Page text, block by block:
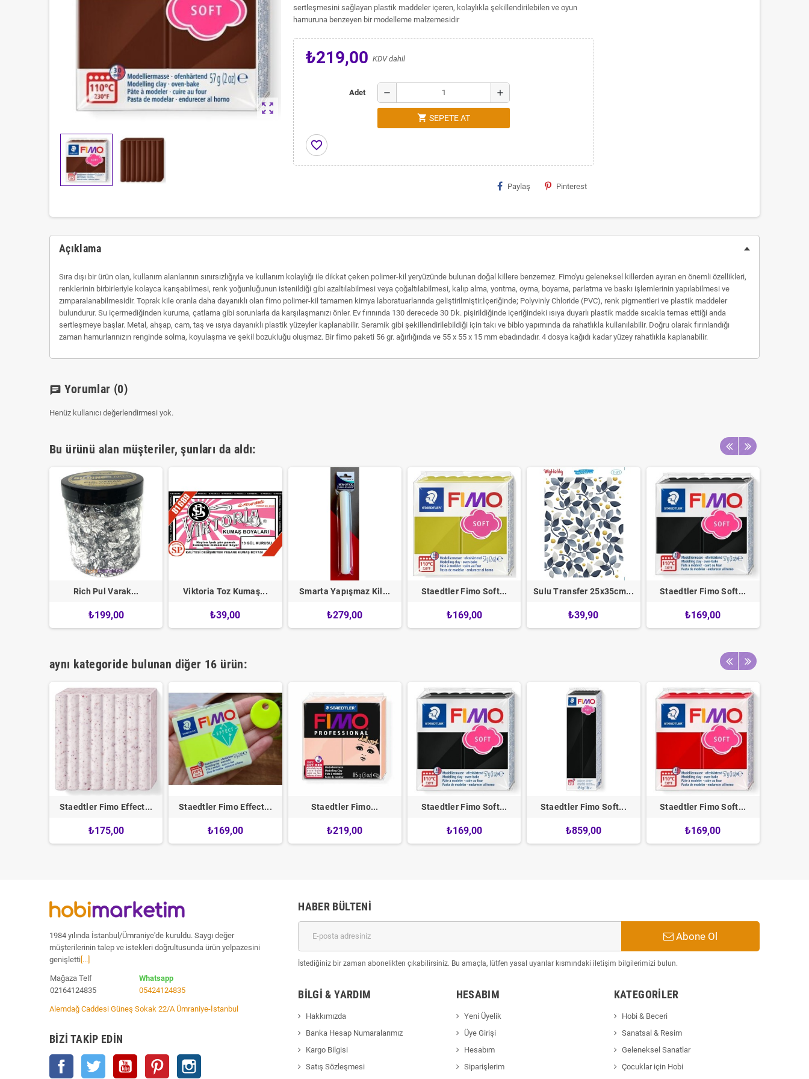
zoom_out_map
sertleşmesini sağlayan plastik maddeler içeren, kolaylıkla şekillendirilebilen ve oyun
hamuruna benzeyen bir modelleme malzemesidir
₺219,00 KDV dahil
Adet remove add
shopping_cart SEPETE AT
favorite_border
Paylaş Pinterest
Açıklama
Sıra dışı bir ürün olan, kullanım alanlarının sınırsızlığıyla ve kullanım kolaylığı ile dikkat çeken polimer-kil yeryüzünde bulunan doğal killere benzemez. Fimo'yu geleneksel killerden ayıran en önemli özellikleri,
renklerinin birbirleriyle kolayca karışabilmesi, renk yoğunluğunun istenildiği gibi azaltılabilmesi veya çoğaltılabilmesi, kalıp alma, yontma, oyma, boyama, parlatma ve baskı işlemlerinin yapılabilmesi ve
zımparalanabilmesidir. Toprak kile oranla daha dayanıklı olan fimo polimer-kil tamamen kimya laboratuarlarında geliştirilmiştir.İçeriğinde; Polyvinly Chloride (PVC), renk pigmentleri ve plastik maddeler
bulundurur. Su içermediğinden kuruma, çatlama gibi sorunlarla da karşılaşmanızı önler. Ev fırınında 130 derecede 30 Dk. pişirildiğinde içeriğindeki ısıya duyarlı plastik madde sıcakla temas ettiği anda
sertleşmeye başlar. Metal, ahşap, cam, taş ve ısıya dayanıklı plastik yüzeyler kaplanabilir. Seramik gibi şekillendirilebildiği için takı ve biblo yapımında da rahatlıkla kullanılabilir. Doğru olarak fırınlandığı
zaman hamurlarınızın renginde solma, koyulaşma ve şekil bozukluğu oluşmaz. Bir fimo paketi 56 gr. ağırlığında ve 55 x 55 x 15 mm ebadındadır. 4 dosya kağıdı kadar yüzey rahatlıkla kaplanabilir.
chat Yorumlar (0)
Henüz kullanıcı değerlendirmesi yok.
Bu ürünü alan müşteriler, şunları da aldı:
Rich Pul Varak...
₺199,00
Viktoria Toz Kumaş...
₺39,00
Smarta Yapışmaz Kil...
₺279,00
Staedtler Fimo Soft...
₺169,00
Sulu Transfer 25x35cm...
₺39,90
Staedtler Fimo Soft...
₺169,00
aynı kategoride bulunan diğer 16 ürün:
Staedtler Fimo Effect...
₺175,00
Staedtler Fimo Effect...
₺169,00
Staedtler Fimo...
₺219,00
Staedtler Fimo Soft...
₺169,00
Staedtler Fimo Soft...
₺859,00
Staedtler Fimo Soft...
₺169,00
1984 yılında İstanbul/Ümraniye'de kuruldu. Saygı değer
müşterilerinin talep ve istekleri doğrultusunda ürün yelpazesini
genişletti [...]
Mağaza Telf
02164124835
Whatsapp
05424124835
Alemdağ Caddesi Güneş Sokak 22/A Ümraniye-İstanbul
BIZI TAKIP EDIN
Facebook Twitter YouTube Pinterest
HABER BÜLTENI
Abone Ol
İstediğiniz bir zaman abonelikten çıkabilirsiniz. Bu amaçla, lütfen yasal uyarılar kısmındaki iletişim bilgilerimizi bulun.
BILGI & YARDIM
Hakkımızda
Banka Hesap Numaralarımız
Kargo Bilgisi
Satış Sözleşmesi
HESABIM
Yeni Üyelik
Üye Girişi
Hesabım
Siparişlerim
KATEGORILER
Hobi & Beceri
Sanatsal & Resim
Geleneksel Sanatlar
Çocuklar için Hobi